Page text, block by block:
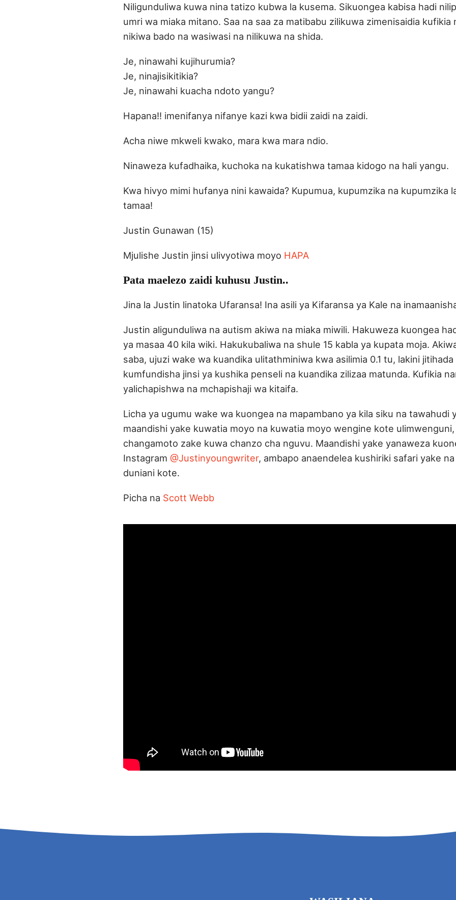
Niligunduliwa kuwa nina tatizo kubwa la kusema. Sikuongea kabisa hadi
umri wa miaka mitano. Saa na saa za matibabu zilikuwa zimenisaidia kufikia
nikiwa bado na wasiwasi na nilikuwa na shida.
Je, ninawahi kujihurumia?
Je, ninajisikitikia?
Je, ninawahi kuacha ndoto yangu?
Hapana!! imenifanya nifanye kazi kwa bidii zaidi na zaidi.
Acha niwe mkweli kwako, mara kwa mara ndio.
Ninaweza kufadhaika, kuchoka na kukatishwa tamaa kidogo na hali yangu.
Kwa hivyo mimi hufanya nini kawaida? Kupumua, kupumzika na kupumzika
tamaa!
Justin Gunawan (15)
Mjulishe Justin jinsi ulivyotiwa moyo HAPA
Pata maelezo zaidi kuhusu Justin..
Jina la Justin linatoka Ufaransa! Ina asili ya Kifaransa ya Kale na
Justin aligunduliwa na autism akiwa na miaka miwili. Hakuweza kuongea
ya masaa 40 kila wiki. Hakukubaliwa na shule 15 kabla ya kupata moja.
saba, ujuzi wake wa kuandika ulitathminiwa kwa asilimia 0.1 tu, lakini
kumfundisha jinsi ya kushika penseli na kuandika zilizaa matunda. Kufikia
yalichapishwa na mchapishaji wa kitaifa.
Licha ya ugumu wake wa kuongea na mapambano ya kila siku na tawahudi
maandishi yake kuwatia moyo na kuwatia moyo wengine kote
changamoto zake kuwa chanzo cha nguvu. Maandishi yake yanaweza
Instagram @Justinyoungwriter, ambapo anaendelea kushiriki safari yake
duniani kote.
Picha na Scott Webb